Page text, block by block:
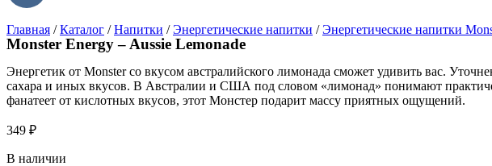
Главная /Каталог /Напитки /Энергетические напитки /Энергетические напитки
Monster Energy – Aussie Lemonade
Энергетик от Monster со вкусом австралийского лимонада сможет удивить вас.
сахара и иных вкусов. В Австралии и США под словом «лимонад» понимают
фанатеет от кислотных вкусов, этот Монстер подарит массу приятных ощущений.
349 ₽
В наличии